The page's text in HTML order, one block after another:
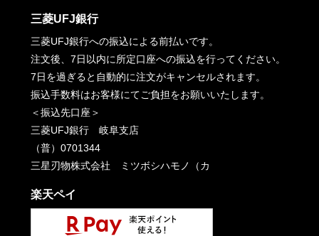
三菱UFJ銀行
三菱UFJ銀行への振込による前払いです。
注文後、7日以内に所定口座への振込を行ってください。
7日を過ぎると自動的に注文がキャンセルされます。
振込手数料はお客様にてご負担をお願いいたします。
＜振込先口座＞
三菱UFJ銀行 岐阜支店
（普）0701344
三星刃物株式会社 ミツボシハモノ（カ
楽天ペイ